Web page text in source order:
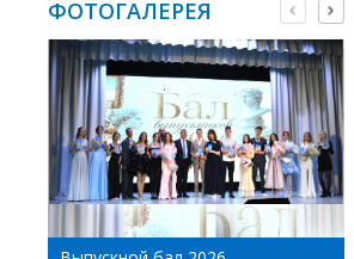
ФОТОГАЛЕРЕЯ